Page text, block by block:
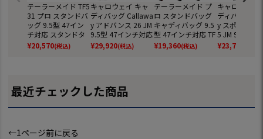
テーラーメイド TF5
31 プロ スタンドバ
ッグ 9.5型 47イン
チ対応 スタンドタ
イプ TaylorMade 2
026年モデル 日本
¥20,570(税込)
キャロウェイ キャ
ディバッグ Callawa
y アドバンス 26 JM
9.5型 47インチ対応
4分割 カートバッグ
2026年モデル 日本
¥29,920(税込)
テーラーメイド プ
ロ スタンドバッグ
キャディバッグ 9.5
型 47インチ対応 TF
531 2024年モデル
TaylorMade 日本正
¥19,360(税込)
キャロウェイ
ディバッグ
y スポーツ
5 JM 9型 47
対応 5分割 カ
タイプ 2026
¥23,760
最近チェックした商品
←1ページ前に戻る